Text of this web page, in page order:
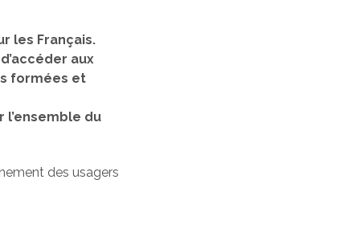
les Français.
aux
formées et
du
des usagers